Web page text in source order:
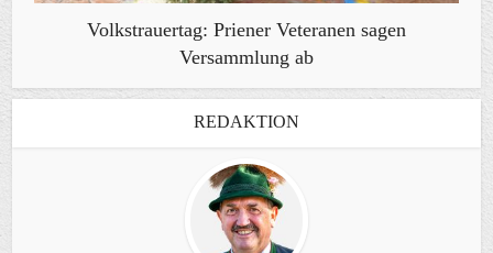
Volkstrauertag: Priener Veteranen sagen
Versammlung ab
REDAKTION